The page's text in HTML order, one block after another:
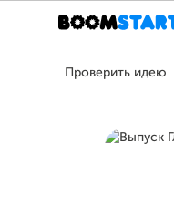
Проверить идею